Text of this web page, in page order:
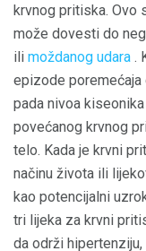
krvnog pritiska. Ovo
može dovesti do
ili moždanog udara .
epizode poremećaja
pada nivoa
povećanog krvnog
telo. Kada je krvni
načinu života ili
kao potencijalni
tri lijeka za krvni
da održi